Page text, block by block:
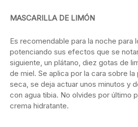
MASCARILLA DE LIMÓN
Es recomendable para la noche para
potenciando sus efectos que se
siguiente, un plátano, diez gotas de
de miel. Se aplica por la cara sobre la
seca, se deja actuar unos minutos y
con agua tibia. No olvides por último
crema hidratante.